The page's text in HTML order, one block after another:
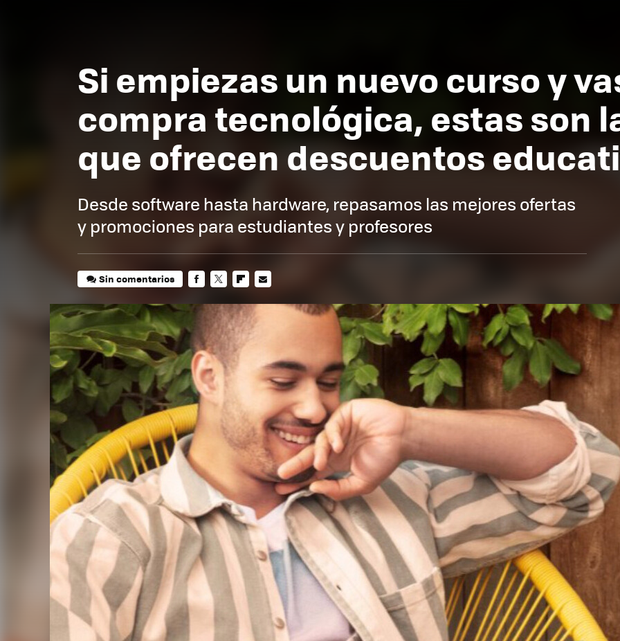
Si empiezas un nuevo curso y
compra tecnológica, estas son
que ofrecen descuentos
Desde software hasta hardware, repasamos las mejores ofertas
y promociones para estudiantes y profesores
Sin comentarios